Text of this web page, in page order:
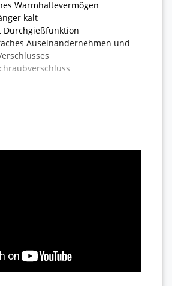
Warmhaltevermögen
kalt
Durchgießfunktion
Auseinandernehmen und